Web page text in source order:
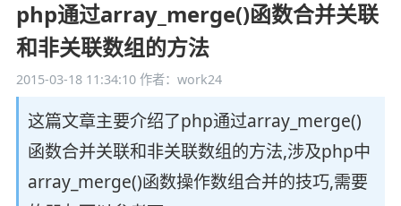
php通过array_merge()函数合并关联
和非关联数组的方法
2015-03-18 11:34:10作者：work24
这篇文章主要介绍了php通过array_merge()
函数合并关联和非关联数组的方法,涉及php中
array_merge()函数操作数组合并的技巧,需要